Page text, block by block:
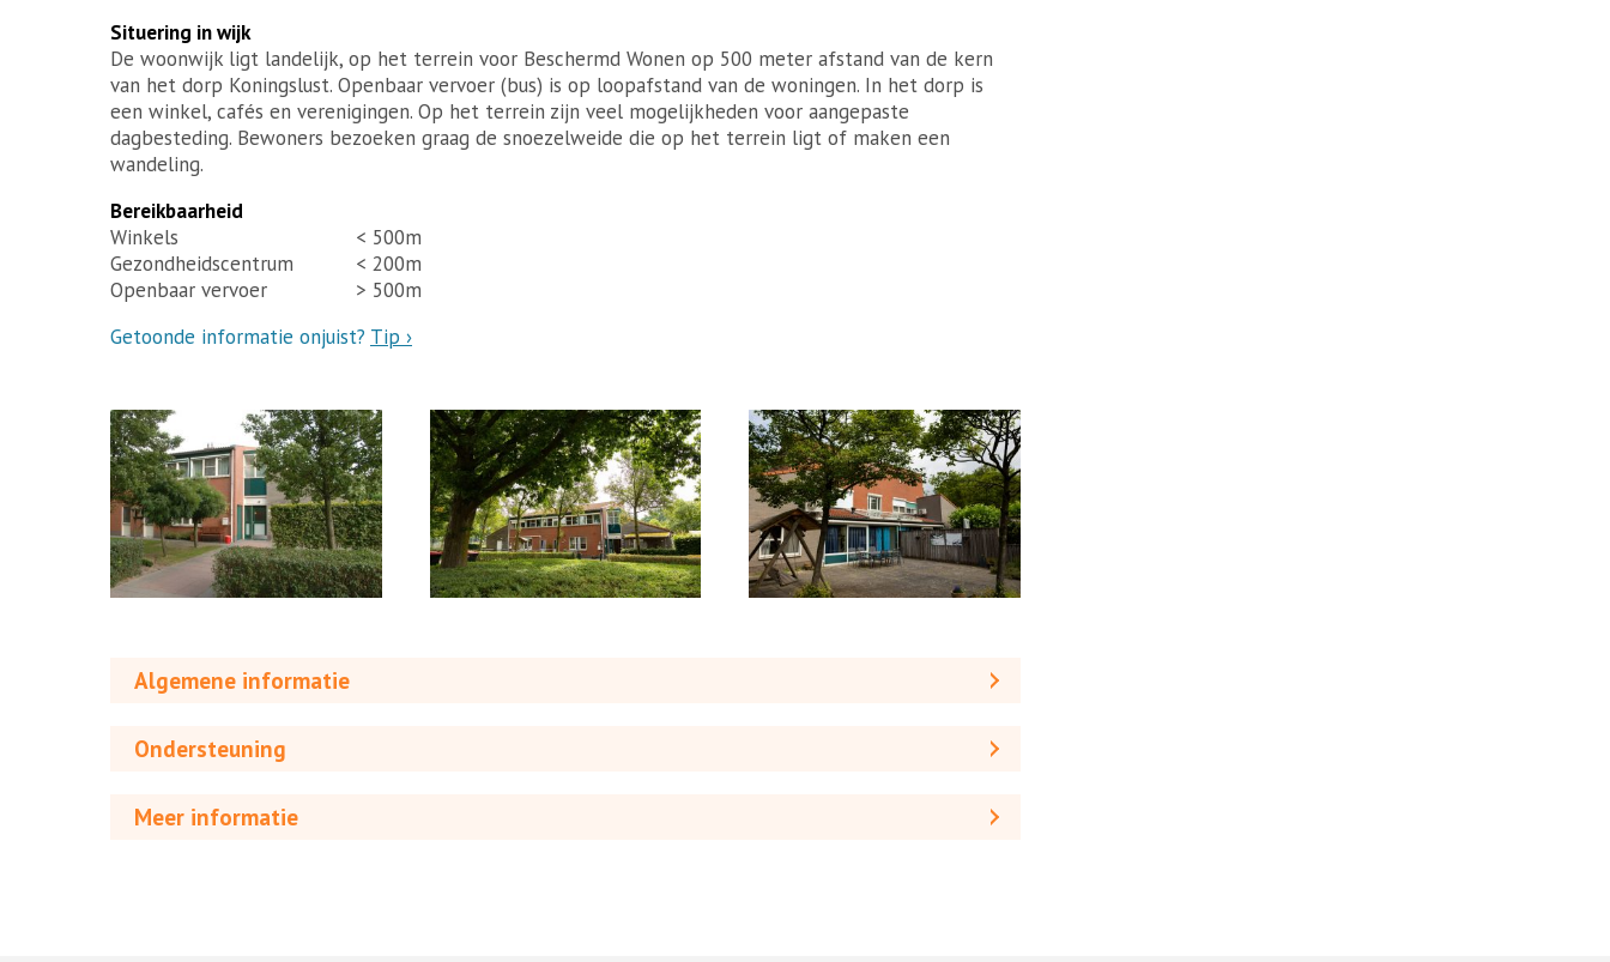
Situering in wijk
De woonwijk ligt landelijk, op het terrein voor Beschermd Wonen op 500 meter afstand van de kern
van het dorp Koningslust. Openbaar vervoer (bus) is op loopafstand van de woningen. In het dorp is
een winkel, cafés en verenigingen. Op het terrein zijn veel mogelijkheden voor aangepaste
dagbesteding. Bewoners bezoeken graag de snoezelweide die op het terrein ligt of maken een
wandeling.
Bereikbaarheid
Winkels
< 500m
Gezondheidscentrum
< 200m
Openbaar vervoer
> 500m
Getoonde informatie onjuist? Tip ›
Algemene informatie
Ondersteuning
Meer informatie